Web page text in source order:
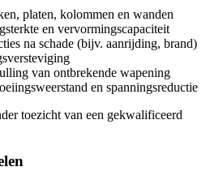
platen, kolommen en wanden
en vervormingscapaciteit
na schade (bijv. aanrijding, brand)
van ontbrekende wapening
en spanningsreductie
toezicht van een gekwalificeerd